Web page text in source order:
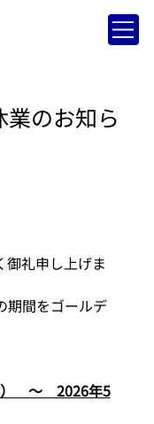
のお知ら
御礼申し上げま
期間をゴールデ
　～　2026年5